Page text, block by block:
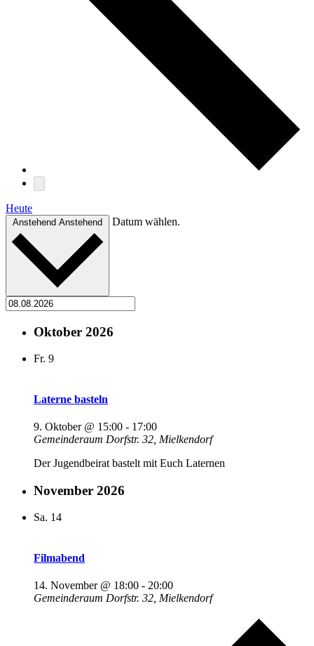
Heute
Anstehend Anstehend Datum wählen.
Oktober 2026
Fr. 9
Laterne basteln
9. Oktober @ 15:00 - 17:00
Gemeinderaum Dorfstr. 32, Mielkendorf
Der Jugendbeirat bastelt mit Euch Laternen
November 2026
Sa. 14
Filmabend
14. November @ 18:00 - 20:00
Gemeinderaum Dorfstr. 32, Mielkendorf